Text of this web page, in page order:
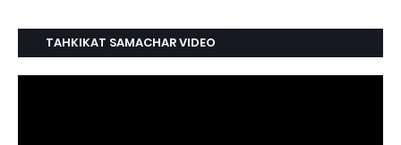
TAHKIKAT SAMACHAR VIDEO